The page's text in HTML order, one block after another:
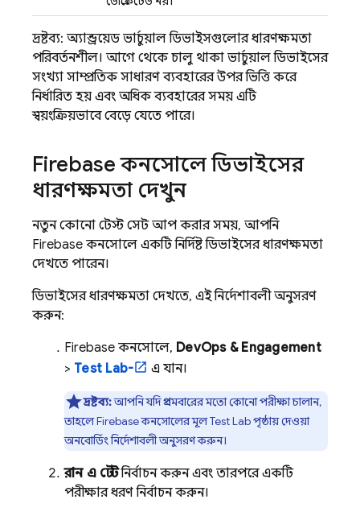
দ্রষ্টব্য: অ্যান্ড্রয়েড ভার্চুয়াল ডিভাইসগুলোর ধারণক্ষমতা
পরিবর্তনশীল। আগে থেকে চালু থাকা ভার্চুয়াল ডিভাইসের
সংখ্যা সাম্প্রতিক সাধারণ ব্যবহারের উপর ভিত্তি করে
নির্ধারিত হয় এবং অধিক ব্যবহারের সময় এটি
স্বয়ংক্রিয়ভাবে বেড়ে যেতে পারে।
Firebaseকনসোলে ডিভাইসের
ধারণক্ষমতা দেখুন
নতুন কোনো টেস্ট সেট আপ করার সময়, আপনি
Firebase কনসোলে একটি নির্দিষ্ট ডিভাইসের ধারণক্ষমতা
দেখতে পারেন।
ডিভাইসের ধারণক্ষমতা দেখতে, এই নির্দেশাবলী অনুসরণ
করুন:
Firebase কনসোলে, DevOps & Engagement
> Test Lab- এ যান।
দ্রষ্টব্য:আপনি যদি প্রথমবারের মতো কোনো পরীক্ষা চালান,
তাহলেFirebaseকনসোলের মূলTest Labপৃষ্ঠায় দেওয়া
অনবোর্ডিং নির্দেশাবলী অনুসরণ করুন।
রান এ টেস্টনির্বাচন করুন এবং তারপরে একটি
পরীক্ষার ধরণ নির্বাচন করুন।